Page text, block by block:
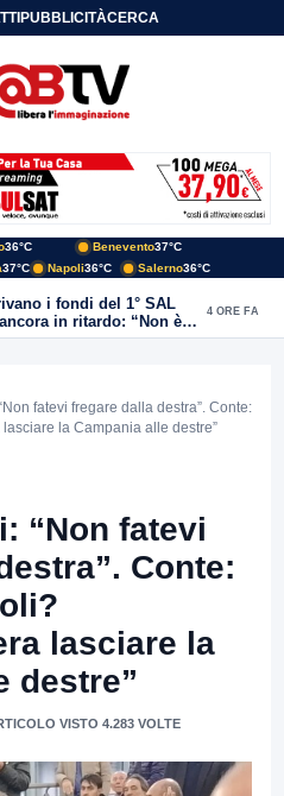
PUBBLICITÀCERCA
36°C Benevento37°C
37°C Napoli36°C Salerno36°C
i fondi del 1° SAL
in ritardo: “Non è
4 ORE FA
fatevi fregare dalla destra”. Conte:
la Campania alle destre”
“Non fatevi
Conte:
lasciare la
destre”
VISTO 4.283 VOLTE